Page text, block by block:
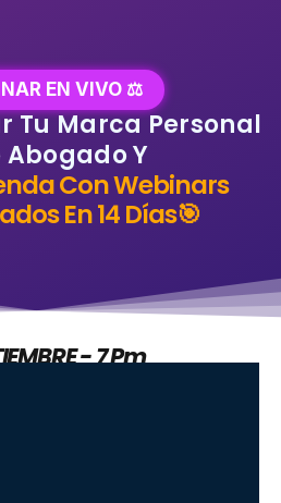
EN VIVO ⚖️
Tu Marca Personal
Abogado Y
Con Webinars
En 14 Días🎯
- 7 Pm